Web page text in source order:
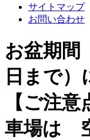
サイトマップ
お問い合わせ
お盆期間
日まで
【ご注
車場は